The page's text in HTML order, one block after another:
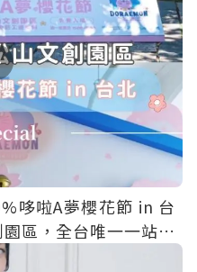
哆啦A夢櫻花節 in 台
區，全台唯一一站免